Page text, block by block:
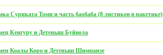
Томи и часть баобаба (8 листиков в пакетике)
Кенгуру и Детеныш Буйвола
Коалы Коро и Детеныш Шимпанзе